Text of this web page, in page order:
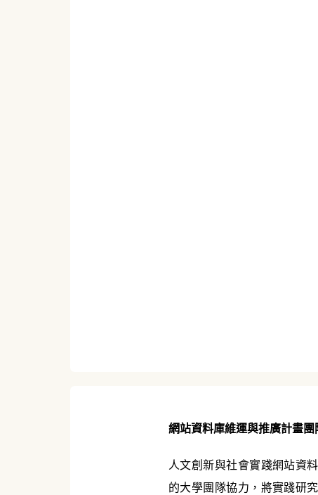
網站資料庫維運與推廣計畫團
人文創新與社會實踐網站資
的大學團隊協力，將實踐研